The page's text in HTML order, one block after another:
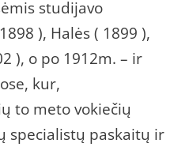
studijavo
), Halės ( 1899 ),
), o po 1912m. – ir
kur,
to meto vokiečių
specialistų paskaitų ir